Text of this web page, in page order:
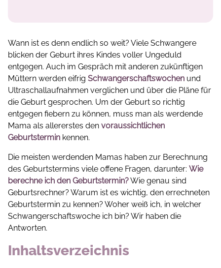
Wann ist es denn endlich so weit? Viele Schwangere
blicken der Geburt ihres Kindes voller Ungeduld
entgegen. Auch im Gespräch mit anderen zukünftigen
Müttern werden eifrig Schwangerschaftswochen und
Ultraschallaufnahmen verglichen und über die Pläne für
die Geburt gesprochen. Um der Geburt so richtig
entgegen fiebern zu können, muss man als werdende
Mama als allererstes den voraussichtlichen
Geburtstermin kennen.
Die meisten werdenden Mamas haben zur Berechnung
des Geburtstermins viele offene Fragen, darunter: Wie
berechne ich den Geburtstermin?Wie genau sind
Geburtsrechner? Warum ist es wichtig, den errechneten
Geburtstermin zu kennen? Woher weiß ich, in welcher
Schwangerschaftswoche ich bin? Wir haben die
Antworten.
Inhaltsverzeichnis